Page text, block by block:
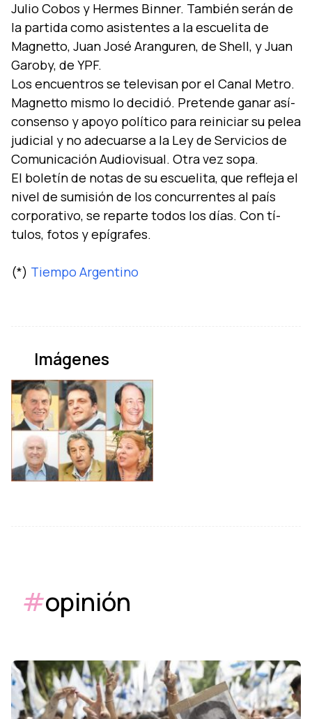
Tiempo Argentino
Imágenes
#opinión